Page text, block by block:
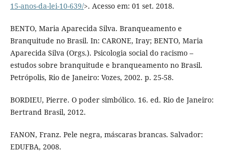
15-anos-da-lei-10-639/>. Acesso em: 01 set. 2018.
BENTO, Maria Aparecida Silva. Branqueamento e
Branquitude no Brasil. In: CARONE, Iray; BENTO, Maria
Aparecida Silva (Orgs.). Psicologia social do racismo –
estudos sobre branquitude e branqueamento no Brasil.
Petrópolis, Rio de Janeiro: Vozes, 2002. p. 25-58.
BORDIEU, Pierre. O poder simbólico. 16. ed. Rio de Janeiro:
Bertrand Brasil, 2012.
FANON, Franz. Pele negra, máscaras brancas. Salvador:
EDUFBA, 2008.